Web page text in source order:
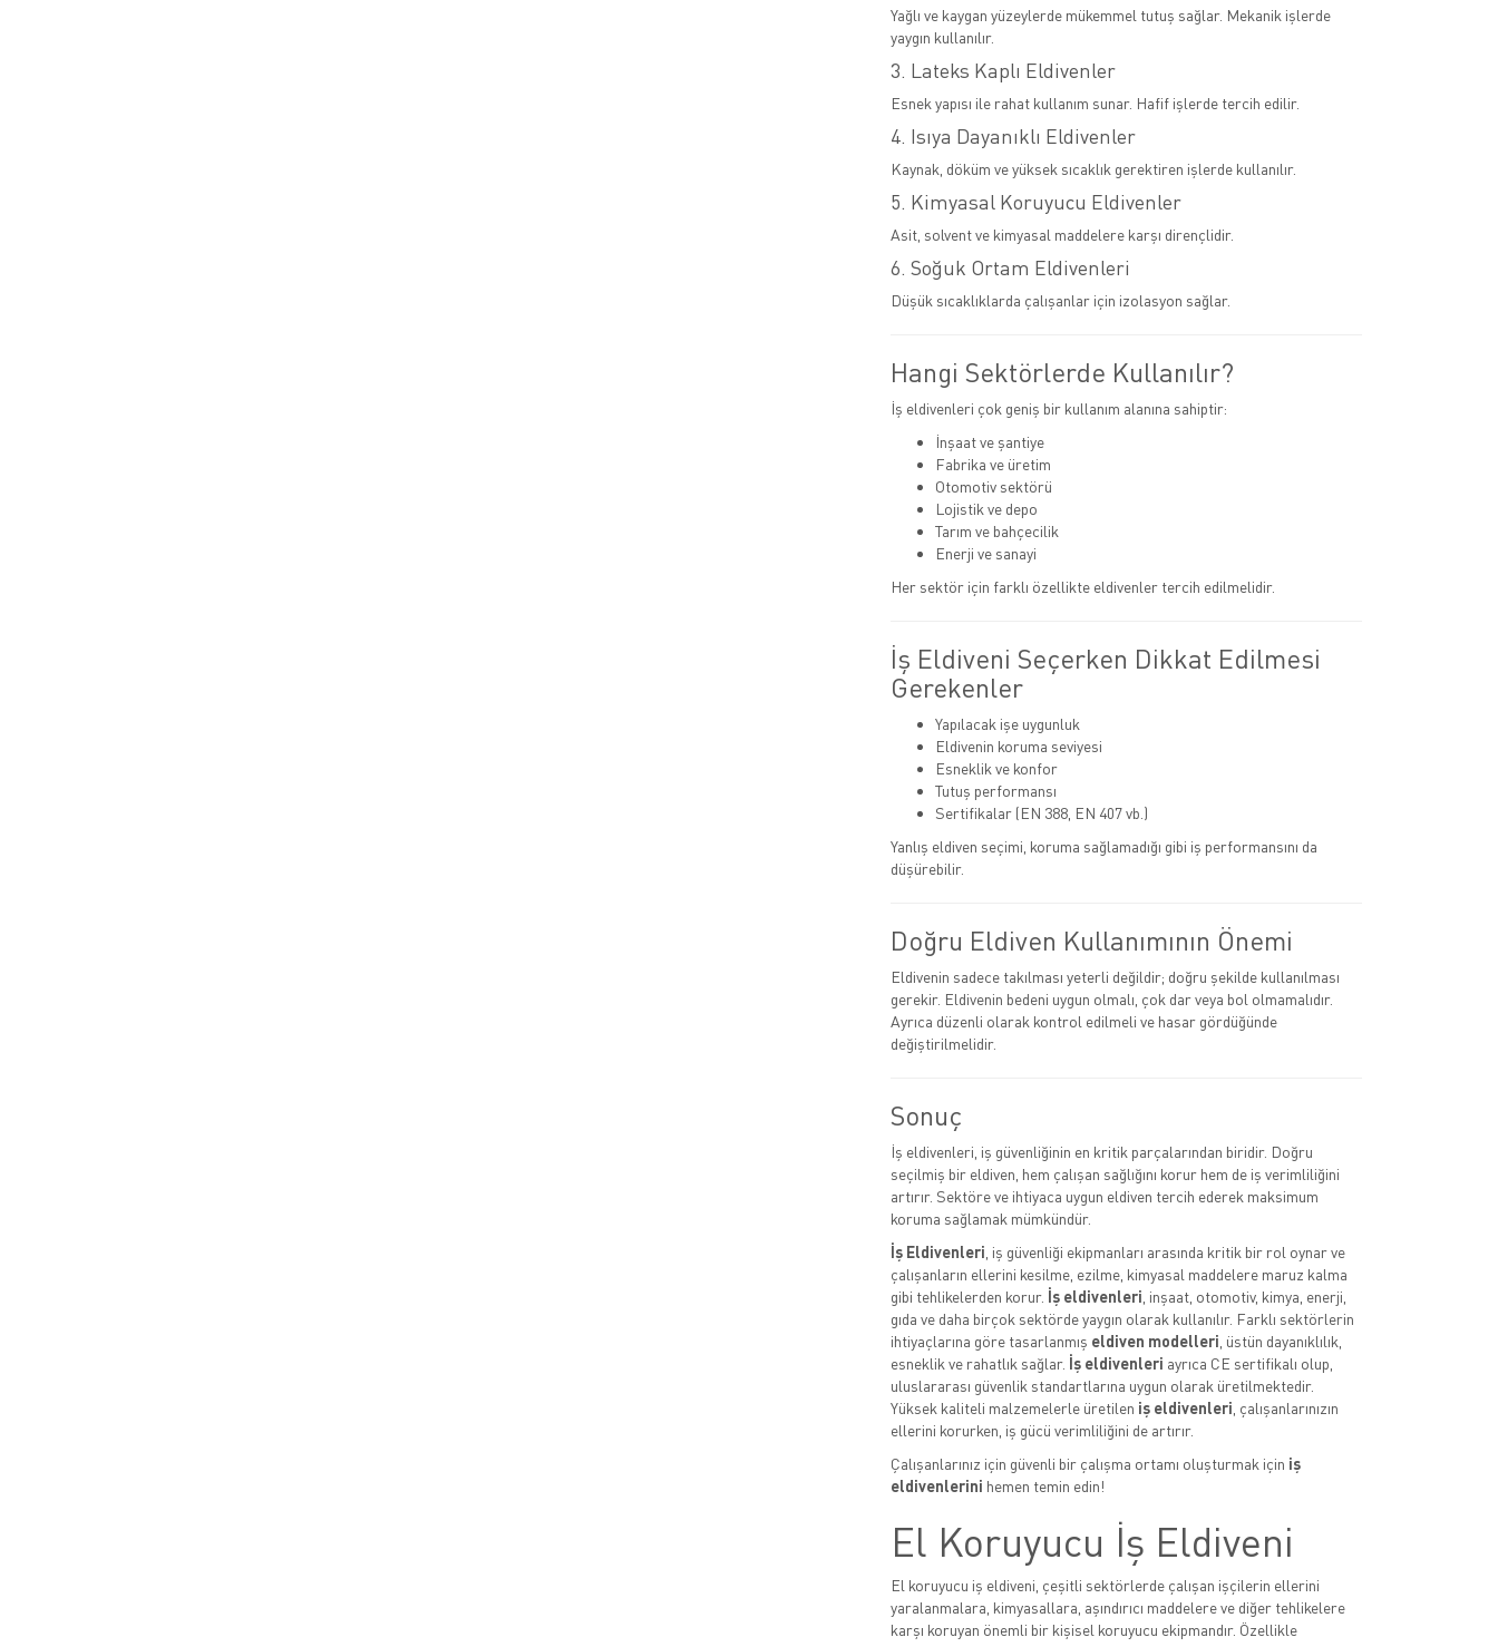
Yağlı ve kaygan yüzeylerde mükemmel tutuş sağlar. Mekanik işlerde
yaygın kullanılır.
3. Lateks Kaplı Eldivenler
Esnek yapısı ile rahat kullanım sunar. Hafif işlerde tercih edilir.
4. Isıya Dayanıklı Eldivenler
Kaynak, döküm ve yüksek sıcaklık gerektiren işlerde kullanılır.
5. Kimyasal Koruyucu Eldivenler
Asit, solvent ve kimyasal maddelere karşı dirençlidir.
6. Soğuk Ortam Eldivenleri
Düşük sıcaklıklarda çalışanlar için izolasyon sağlar.
Hangi Sektörlerde Kullanılır?
İş eldivenleri çok geniş bir kullanım alanına sahiptir:
İnşaat ve şantiye
Fabrika ve üretim
Otomotiv sektörü
Lojistik ve depo
Tarım ve bahçecilik
Enerji ve sanayi
Her sektör için farklı özellikte eldivenler tercih edilmelidir.
İş Eldiveni Seçerken Dikkat Edilmesi
Gerekenler
Yapılacak işe uygunluk
Eldivenin koruma seviyesi
Esneklik ve konfor
Tutuş performansı
Sertifikalar (EN 388, EN 407 vb.)
Yanlış eldiven seçimi, koruma sağlamadığı gibi iş performansını da
düşürebilir.
Doğru Eldiven Kullanımının Önemi
Eldivenin sadece takılması yeterli değildir; doğru şekilde kullanılması
gerekir. Eldivenin bedeni uygun olmalı, çok dar veya bol olmamalıdır.
Ayrıca düzenli olarak kontrol edilmeli ve hasar gördüğünde
değiştirilmelidir.
Sonuç
İş eldivenleri, iş güvenliğinin en kritik parçalarından biridir. Doğru
seçilmiş bir eldiven, hem çalışan sağlığını korur hem de iş verimliliğini
artırır. Sektöre ve ihtiyaca uygun eldiven tercih ederek maksimum
koruma sağlamak mümkündür.
İş Eldivenleri , iş güvenliği ekipmanları arasında kritik bir rol oynar ve
çalışanların ellerini kesilme, ezilme, kimyasal maddelere maruz kalma
gibi tehlikelerden korur. İş eldivenleri , inşaat, otomotiv, kimya, enerji,
gıda ve daha birçok sektörde yaygın olarak kullanılır. Farklı sektörlerin
ihtiyaçlarına göre tasarlanmış eldiven modelleri , üstün dayanıklılık,
esneklik ve rahatlık sağlar. İş eldivenleri ayrıca CE sertifikalı olup,
uluslararası güvenlik standartlarına uygun olarak üretilmektedir.
Yüksek kaliteli malzemelerle üretilen iş eldivenleri , çalışanlarınızın
ellerini korurken, iş gücü verimliliğini de artırır.
Çalışanlarınız için güvenli bir çalışma ortamı oluşturmak için iş
eldivenlerini hemen temin edin!
El Koruyucu İş Eldiveni
El koruyucu iş eldiveni, çeşitli sektörlerde çalışan işçilerin ellerini
yaralanmalara, kimyasallara, aşındırıcı maddelere ve diğer tehlikelere
karşı koruyan önemli bir kişisel koruyucu ekipmandır. Özellikle